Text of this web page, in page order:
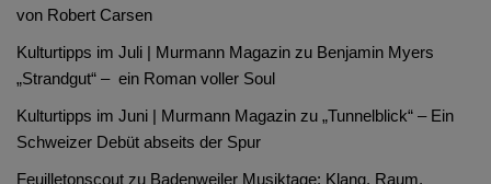
von Robert Carsen
Kulturtipps im Juli | Murmann Magazin zu Benjamin Myers
„Strandgut“ – ein Roman voller Soul
Kulturtipps im Juni | Murmann Magazin zu „Tunnelblick“ – Ein
Schweizer Debüt abseits der Spur
Feuilletonscout zu Badenweiler Musiktage: Klang, Raum,